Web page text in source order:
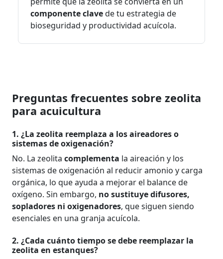
componente clavede tu estrategia de
bioseguridad y productividad acuícola.
Preguntas frecuentes sobre zeolita
para acuicultura
1. ¿La zeolita reemplaza a los aireadores o
sistemas de oxigenación?
No. La zeolita complementa la aireación y los
sistemas de oxigenación al reducir amonio y carga
orgánica, lo que ayuda a mejorar el balance de
oxígeno. Sin embargo, no sustituye difusores,
sopladores ni oxigenadores, que siguen siendo
esenciales en una granja acuícola.
2. ¿Cada cuánto tiempo se debe reemplazar la
zeolita en estanques?